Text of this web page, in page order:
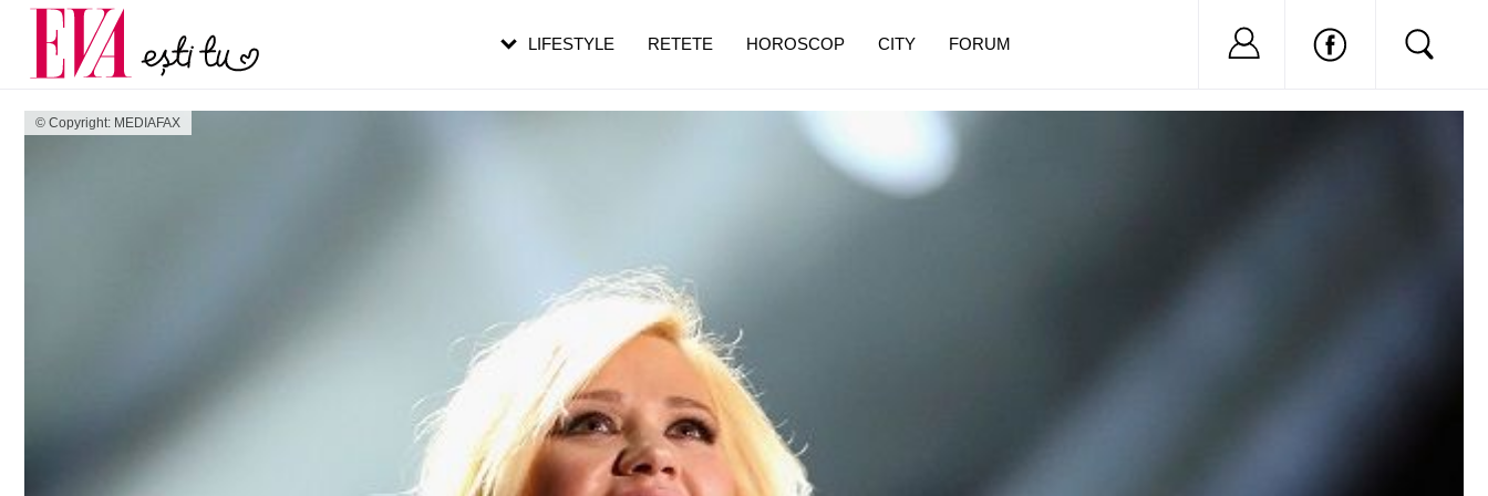
© Copyright: MEDIAFAX
LIFESTYLE RETETE HOROSCOP CITY FORUM Nu ai cont?
Carieră
Actualitate
pe măsură ce înaintezi în vârstă